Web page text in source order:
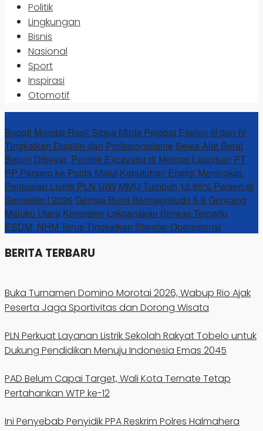
Politik
Lingkungan
Bisnis
Nasional
Sport
Inspirasi
Otomotif
Bupati Morotai Rusli Sibua Minta Pejabat Eselon III dan IV
Tingkatkan Disiplin dan Profesionalisme Sewa Alat Berat
Belum Dibayar, Pemilik Excavator di Morotai Laporkan PT
PP Persero ke Polda Malut Kebutuhan Energi Meningkat,
Penjualan Listrik PLN UIW MMU Tumbuh 12,65% Persen di
Semester I 2026 Gempa Bumi Bermagnitudo 5,6 Guncang
Maluku Utara Konsisten Laksanakan Binwas Terpadu
ESDM, NHM Terus Tingkatkan Standar Operasional
BERITA TERBARU
Buka Turnamen Domino Morotai 2026, Wabup Rio Ajak
Peserta Jaga Sportivitas dan Dorong Wisata
PLN Perkuat Layanan Listrik Sekolah Rakyat Tobelo untuk
Dukung Pendidikan Menuju Indonesia Emas 2045
PAD Belum Capai Target, Wali Kota Ternate Tetap
Pertahankan WTP ke-12
Ini Penyebab Penyidik PPA Reskrim Polres Halmahera